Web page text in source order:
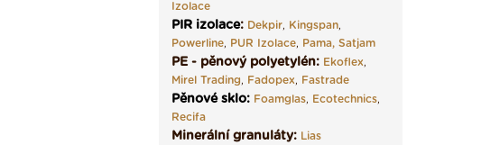
Izolace
PIR izolace: Dekpir, Kingspan,
Powerline, PUR Izolace, Pama, Satjam
PE - pěnový polyetylén: Ekoflex,
Mirel Trading, Fadopex, Fastrade
Pěnové sklo: Foamglas, Ecotechnics,
Recifa
Minerální granuláty: Lias